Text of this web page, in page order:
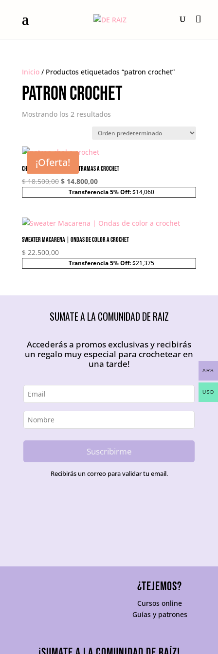
Inicio/ Productos etiquetados “patron crochet”
patron crochet
Mostrando los 2 resultados
¡Oferta!
Chal Janis | Universo de tramas a crochet
$18.500,00 El
precio
$ 18.500,00.
$14.800,00El
precio
$ 14.800,00.
Transferencia 5% Off:$14,060
Sweater Macarena | Ondas de color a crochet
$ 22.500,00
Transferencia 5% Off:$21,375
SUMATE A LA COMUNIDAD DE RAIZ
Accederás a promos exclusivas y recibirás
un regalo muy especial para crochetear en
una tarde!
Suscribirme
Recibirás un correo para validar tu email.
¿TEJEMOS?
Cursos online
Guías y patrones
ARS
USD